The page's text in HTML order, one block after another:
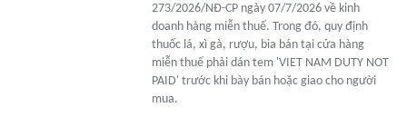
273/2026/NĐ-CP ngày 07/7/2026 về kinh
doanh hàng miễn thuế. Trong đó, quy định
thuốc lá, xì gà, rượu, bia bán tại cửa hàng
miễn thuế phải dán tem 'VIET NAM DUTY NOT
PAID' trước khi bày bán hoặc giao cho người
mua.